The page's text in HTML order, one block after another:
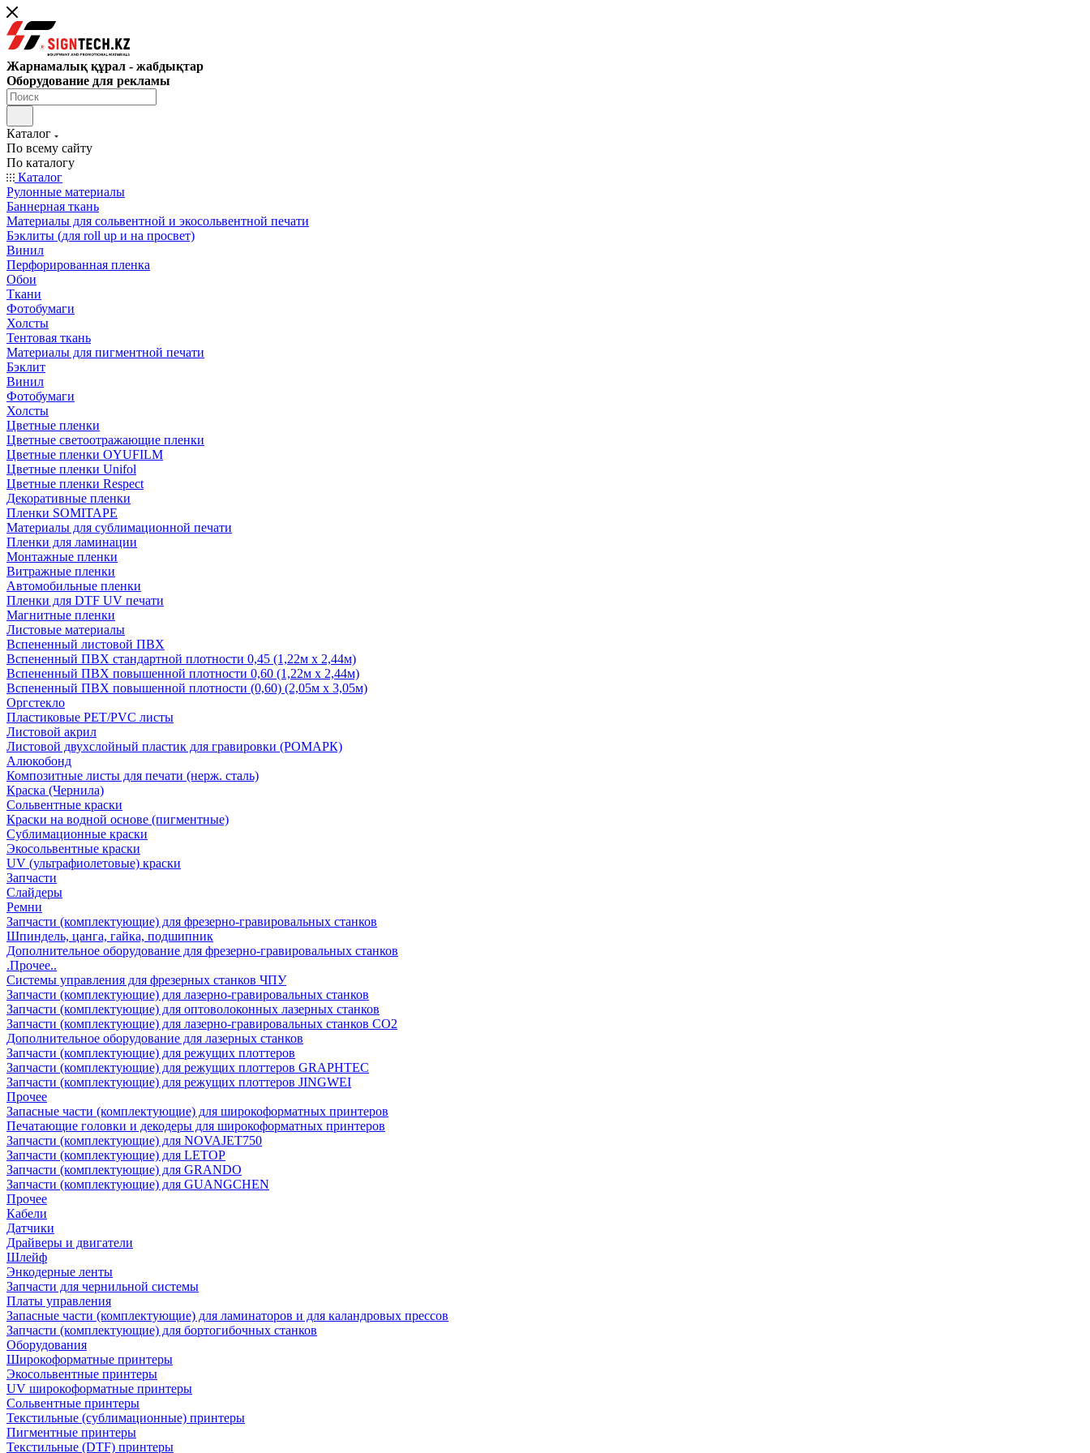
Жарнамалық құрал - жабдықтар
Оборудование для рекламы
Каталог
По всему сайту
По каталогу
Каталог
Рулонные материалы
Баннерная ткань
Материалы для сольвентной и экосольвентной печати
Бэклиты (для roll up и на просвет)
Винил
Перфорированная пленка
Обои
Ткани
Фотобумаги
Холсты
Тентовая ткань
Материалы для пигментной печати
Бэклит
Винил
Фотобумаги
Холсты
Цветные пленки
Цветные светоотражающие пленки
Цветные пленки OYUFILM
Цветные пленки Unifol
Цветные пленки Respect
Декоративные пленки
Пленки SOMITAPE
Материалы для сублимационной печати
Пленки для ламинации
Монтажные пленки
Витражные пленки
Автомобильные пленки
Пленки для DTF UV печати
Магнитные пленки
Листовые материалы
Вспененный листовой ПВХ
Вспененный ПВХ стандартной плотности 0,45 (1,22м х 2,44м)
Вспененный ПВХ повышенной плотности 0,60 (1,22м х 2,44м)
Вспененный ПВХ повышенной плотности (0,60) (2,05м х 3,05м)
Оргстекло
Пластиковые PET/PVC листы
Листовой акрил
Листовой двухслойный пластик для гравировки (РОМАРК)
Алюкобонд
Композитные листы для печати (нерж. сталь)
Краска (Чернила)
Сольвентные краски
Краски на водной основе (пигментные)
Сублимационные краски
Экосольвентные краски
UV (ультрафиолетовые) краски
Запчасти
Слайдеры
Ремни
Запчасти (комплектующие) для фрезерно-гравировальных станков
Шпиндель, цанга, гайка, подшипник
Дополнительное оборудование для фрезерно-гравировальных станков
.Прочее..
Системы управления для фрезерных станков ЧПУ
Запчасти (комплектующие) для лазерно-гравировальных станков
Запчасти (комплектующие) для оптоволоконных лазерных станков
Запчасти (комплектующие) для лазерно-гравировальных станков CO2
Дополнительное оборудование для лазерных станков
Запчасти (комплектующие) для режущих плоттеров
Запчасти (комплектующие) для режущих плоттеров GRAPHTEC
Запчасти (комплектующие) для режущих плоттеров JINGWEI
Прочее
Запасные части (комплектующие) для широкоформатных принтеров
Печатающие головки и декодеры для широкоформатных принтеров
Запчасти (комплектующие) для NOVAJET750
Запчасти (комплектующие) для LETOP
Запчасти (комплектующие) для GRANDO
Запчасти (комплектующие) для GUANGCHEN
Прочее
Кабели
Датчики
Драйверы и двигатели
Шлейф
Энкодерные ленты
Запчасти для чернильной системы
Платы управления
Запасные части (комплектующие) для ламинаторов и для каландровых прессов
Запчасти (комплектующие) для бортогибочных станков
Оборудования
Широкоформатные принтеры
Экосольвентные принтеры
UV широкоформатные принтеры
Сольвентные принтеры
Текстильные (сублимационные) принтеры
Пигментные принтеры
Текстильные (DTF) принтеры